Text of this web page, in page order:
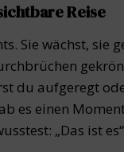
Reise
Sie wächst, sie
du aufgeregt
es einen
„Das ist